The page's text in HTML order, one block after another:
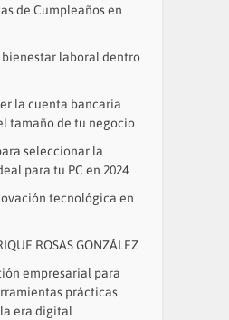
de Cumpleaños en
laboral dentro
la cuenta bancaria
tamaño de tu negocio
seleccionar la
para tu PC en 2024
tecnológica en
ROSAS GONZÁLEZ
empresarial para
prácticas
era digital